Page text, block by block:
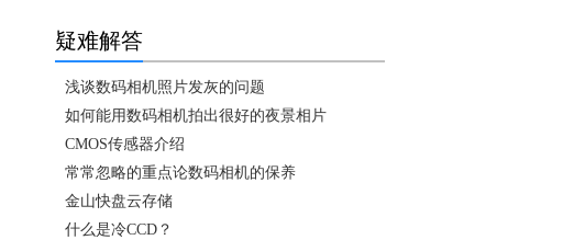
疑难解答
浅谈数码相机照片发灰的问题
如何能用数码相机拍出很好的夜景相片
CMOS传感器介绍
常常忽略的重点论数码相机的保养
金山快盘云存储
什么是冷CCD？